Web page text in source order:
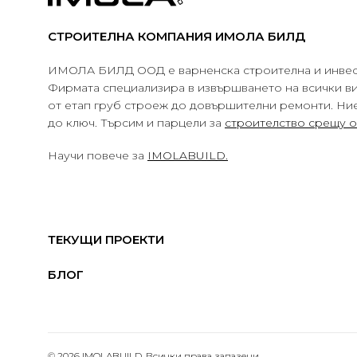
СТРОИТЕЛНА КОМПАНИЯ ИМОЛА БИЛД
ИМОЛА БИЛД ООД е варненска строителна и
Фирмата специализира в извършването на всички
от етап груб строеж до довършителни ремонти.
до ключ. Търсим и парцели за строителство срещу
Научи повече за IMOLABUILD.
ТЕКУЩИ ПРОЕКТИ
БЛОГ